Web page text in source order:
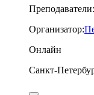
Преподаватели:
Организатор:
Онлайн
Санкт-